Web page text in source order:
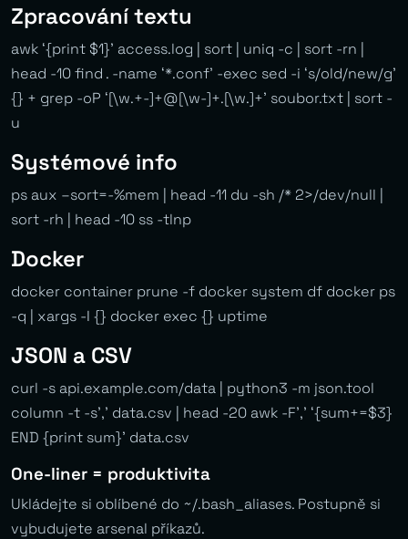
Zpracování textu
awk ‘{print $1}’ access.log | sort | uniq -c | sort -rn |
head -10 find . -name ‘*.conf’ -exec sed -i ‘s/old/new/g’
{} + grep -oP ‘[\w.+-]+@[\w-]+.[\w.]+’ soubor.txt | sort -
u
Systémové info
ps aux –sort=-%mem | head -11 du -sh /* 2>/dev/null |
sort -rh | head -10 ss -tlnp
Docker
docker container prune -f docker system df docker ps
-q | xargs -I {} docker exec {} uptime
JSON a CSV
curl -s api.example.com/data | python3 -m json.tool
column -t -s’,’ data.csv | head -20 awk -F’,’ ‘{sum+=$3}
END {print sum}’ data.csv
One-liner = produktivita
Ukládejte si oblíbené do ~/.bash_aliases. Postupně si
vybudujete arsenal příkazů.